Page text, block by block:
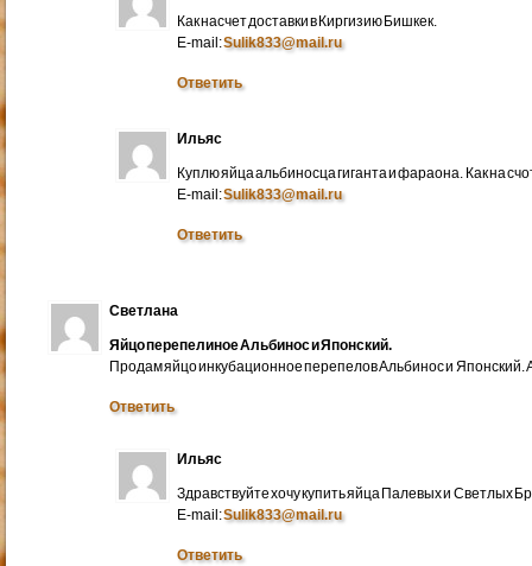
Как насчет доставки в Киргизию Бишкек.
E-mail:Sulik833@mail.ru
Ответить
Ильяс
Куплю яйца альбиносца гиганта и фараона. Как на
E-mail:Sulik833@mail.ru
Ответить
Светлана
Яйцо перепелиное Альбинос и Японский.
Продам яйцо инкубационное перепелов Альбинос и
Ответить
Ильяс
Здравствуйте хочу купить яйца Палевых и Светлых
E-mail:Sulik833@mail.ru
Ответить